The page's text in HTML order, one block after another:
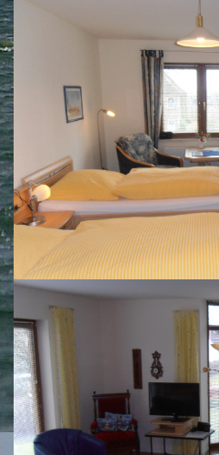
Zimmer 5
Zimmer 6